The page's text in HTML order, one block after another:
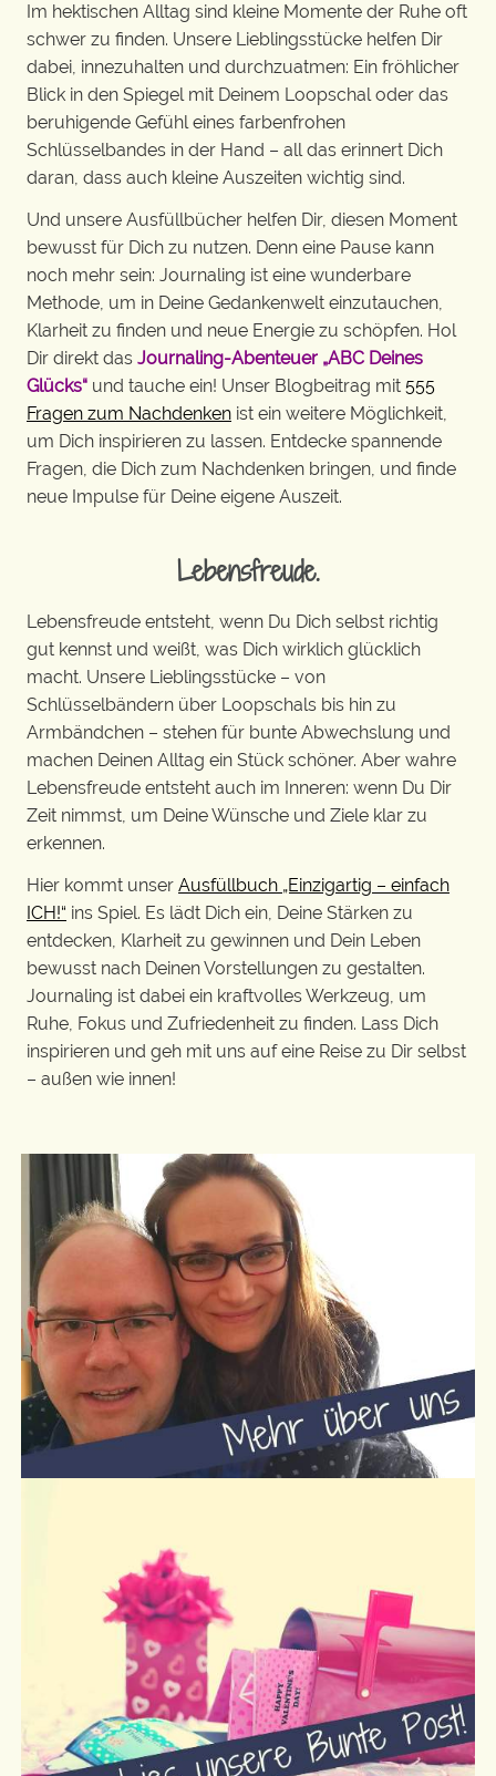
Im hektischen Alltag sind kleine Momente der Ruhe oft
schwer zu finden. Unsere Lieblingsstücke helfen Dir
dabei, innezuhalten und durchzuatmen: Ein fröhlicher
Blick in den Spiegel mit Deinem Loopschal oder das
beruhigende Gefühl eines farbenfrohen
Schlüsselbandes in der Hand – all das erinnert Dich
daran, dass auch kleine Auszeiten wichtig sind.
Und unsere Ausfüllbücher helfen Dir, diesen Moment
bewusst für Dich zu nutzen. Denn eine Pause kann
noch mehr sein: Journaling ist eine wunderbare
Methode, um in Deine Gedankenwelt einzutauchen,
Klarheit zu finden und neue Energie zu schöpfen. Hol
Dir direkt das Journaling-Abenteuer „ABC Deines
Glücks“ und tauche ein! Unser Blogbeitrag mit 555
Fragen zum Nachdenken ist ein weitere Möglichkeit,
um Dich inspirieren zu lassen. Entdecke spannende
Fragen, die Dich zum Nachdenken bringen, und finde
neue Impulse für Deine eigene Auszeit.
Lebensfreude.
Lebensfreude entsteht, wenn Du Dich selbst richtig
gut kennst und weißt, was Dich wirklich glücklich
macht. Unsere Lieblingsstücke – von
Schlüsselbändern über Loopschals bis hin zu
Armbändchen – stehen für bunte Abwechslung und
machen Deinen Alltag ein Stück schöner. Aber wahre
Lebensfreude entsteht auch im Inneren: wenn Du Dir
Zeit nimmst, um Deine Wünsche und Ziele klar zu
erkennen.
Hier kommt unser Ausfüllbuch „Einzigartig – einfach
ICH!“ ins Spiel. Es lädt Dich ein, Deine Stärken zu
entdecken, Klarheit zu gewinnen und Dein Leben
bewusst nach Deinen Vorstellungen zu gestalten.
Journaling ist dabei ein kraftvolles Werkzeug, um
Ruhe, Fokus und Zufriedenheit zu finden. Lass Dich
inspirieren und geh mit uns auf eine Reise zu Dir selbst
– außen wie innen!